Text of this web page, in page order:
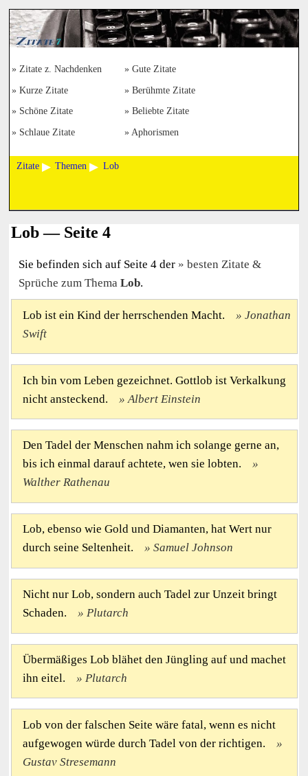
Zitate z. Nachdenken Gute Zitate
Kurze Zitate Berühmte Zitate
Schöne Zitate Beliebte Zitate
Schlaue Zitate Aphorismen
Zitate Themen Lob
Lob — Seite 4
Sie befinden sich auf Seite 4 der
besten Zitate &
Sprüche zum Thema Lob.
Lob ist ein Kind der herrschenden Macht.
Jonathan
Swift
Ich bin vom Leben gezeichnet. Gottlob ist Verkalkung
nicht ansteckend.
Albert Einstein
Den Tadel der Menschen nahm ich solange gerne an,
bis ich einmal darauf achtete, wen sie lobten.
Walther Rathenau
Lob, ebenso wie Gold und Diamanten, hat Wert nur
durch seine Seltenheit.
Samuel Johnson
Nicht nur Lob, sondern auch Tadel zur Unzeit bringt
Schaden.
Plutarch
Übermäßiges Lob blähet den Jüngling auf und machet
ihn eitel.
Plutarch
Lob von der falschen Seite wäre fatal, wenn es nicht
aufgewogen würde durch Tadel von der richtigen.
Gustav Stresemann